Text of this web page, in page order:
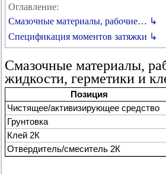
Оглавление:
Смазочные материалы, рабочие… ↳
Спецификация моментов затяжки ↳
Смазочные материалы,
жидкости, герметики и
Позиция
Чистящее/активизирующее средство
Грунтовка
Клей 2К
Отвердитель/смеситель 2К